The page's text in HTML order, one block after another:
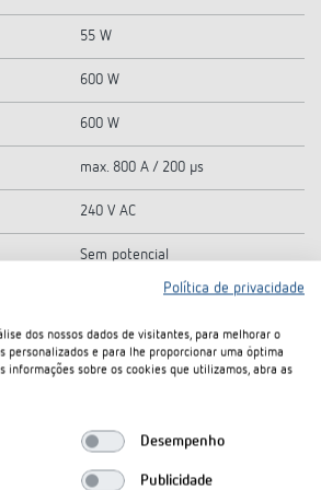
55 W
600 W
600 W
max. 800 A / 200 µs
240 V AC
Sem potencial
Sim, se todos os canais SELV
Módulo de base
Política de privacidade
dos nossos dados de visitantes, para melhorar o
personalizados e para lhe proporcionar uma óptima
informações sobre os cookies que utilizamos, abra as
Desempenho
Publicidade